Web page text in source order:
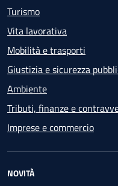
Turismo
Vita lavorativa
Mobilità e trasporti
Giustizia e sicurezza
Ambiente
Tributi, finanze e
Imprese e commercio
NOVITÀ